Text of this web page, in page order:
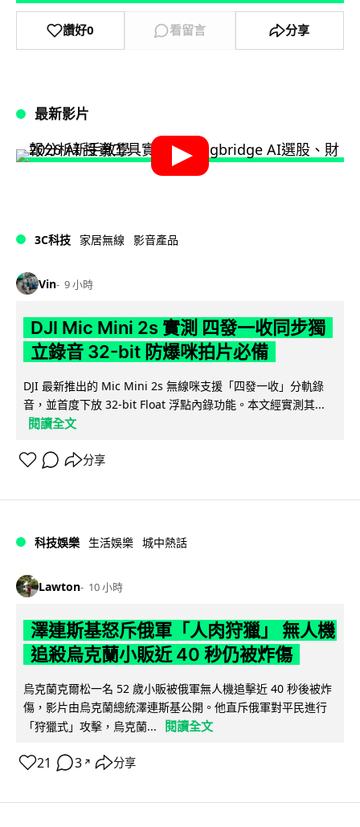
讚好0 看留言 分享
最新影片
3C科技 家居無線 影音產品
Vin 9 小時
DJI Mic Mini 2s 實測 四發一收同步獨
立錄音 32-bit 防爆咪拍片必備
DJI 最新推出的 Mic Mini 2s 無線咪支援「四發一收」分軌錄
音，並首度下放 32-bit Float 浮點內錄功能。本文經實測其...
閱讀全文
分享
科技娛樂 生活娛樂 城中熱話
Lawton 10 小時
澤連斯基怒斥俄軍「人肉狩獵」 無人機
追殺烏克蘭小販近 40 秒仍被炸傷
烏克蘭克爾松一名 52 歲小販被俄軍無人機追擊近 40 秒後被炸
傷，影片由烏克蘭總統澤連斯基公開。他直斥俄軍對平民進行
「狩獵式」攻擊，烏克蘭...
閱讀全文
21 3 ↗ 分享